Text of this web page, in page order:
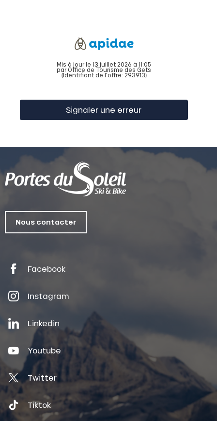
Mis à jour le 13 juillet 2026 à 11:05
par Office de Tourisme des Gets
(Identifiant de l'offre: 293913)
Signaler une erreur
Nous contacter
Facebook
Instagram
Linkedin
Youtube
Twitter
Tiktok